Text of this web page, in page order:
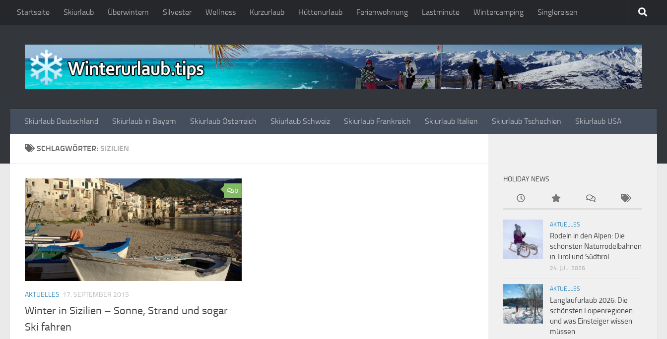
Zum Inhalt springen
Startseite Skiurlaub Überwintern Silvester Wellness Kurzurlaub Hüttenurlaub Ferienwohnung Lastminute Wintercamping Singlereisen
Skiurlaub Deutschland Skiurlaub in Bayern Skiurlaub Österreich Skiurlaub Schweiz Skiurlaub Frankreich Skiurlaub Italien Skiurlaub Tschechien Skiurlaub USA
SCHLAGWÖRTER: SIZILIEN
0
AKTUELLES 17. SEPTEMBER 2015
Winter in Sizilien – Sonne, Strand und sogar
Ski fahren
HOLIDAY NEWS
AKTUELLES
Rodeln in den Alpen: Die
schönsten Naturrodelbahnen
in Tirol und Südtirol
24. JULI 2026
AKTUELLES
Langlaufurlaub 2026: Die
schönsten Loipenregionen
und was Einsteiger wissen
müssen